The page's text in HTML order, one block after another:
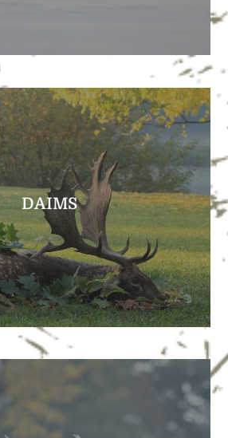
DAIMS
DAIMS
grands daims d’Europe
EXPLORER
EXPLORER